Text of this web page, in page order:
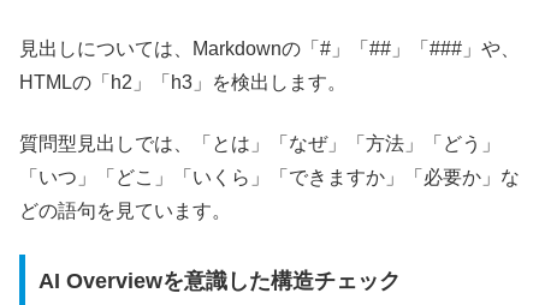
見出しについては、Markdownの「#」「##」「###」や、
HTMLの「h2」「h3」を検出します。
質問型見出しでは、「とは」「なぜ」「方法」「どう」
「いつ」「どこ」「いくら」「できますか」「必要か」な
どの語句を見ています。
AI Overviewを意識した構造チェック